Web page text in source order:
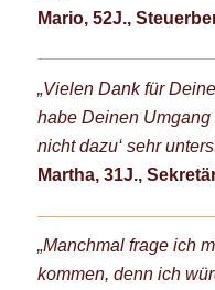
Mario, 52J.,
„Vielen Dank für
habe Deinen Umgang
nicht dazu‘ sehr
Martha, 31J.,
„Manchmal frage ich
kommen, denn ich